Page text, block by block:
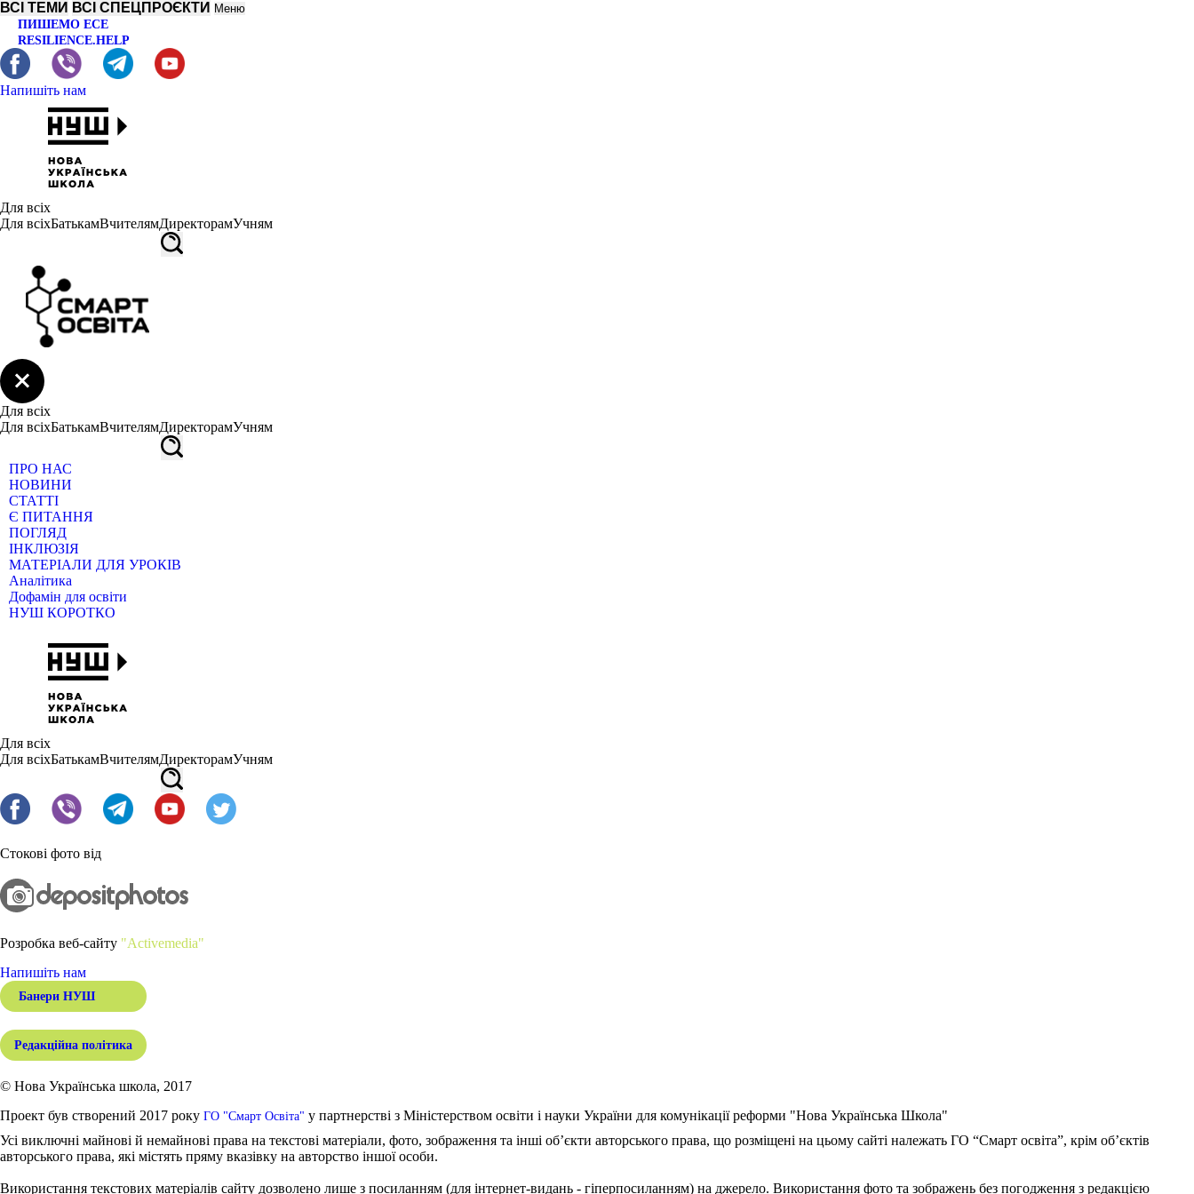
ВСІ ТЕМИ ВСІ СПЕЦПРОЄКТИ Меню
ПИШЕМО ЕСЕ
RESILIENCE.HELP
Напишіть нам
Для всіх
Для всіхБатькамВчителямДиректорамУчням
Для всіх
Для всіхБатькамВчителямДиректорамУчням
ПРО НАС
НОВИНИ
СТАТТІ
Є ПИТАННЯ
ПОГЛЯД
ІНКЛЮЗІЯ
МАТЕРІАЛИ ДЛЯ УРОКІВ
Аналітика
Дофамін для освіти
НУШ КОРОТКО
Для всіх
Для всіхБатькамВчителямДиректорамУчням
Стокові фото від
Розробка веб-сайту "Activemedia"
Напишіть нам
Банери НУШ
Редакційна політика
© Нова Українська школа, 2017
Проект був створений 2017 року ГО "Смарт Освіта" у партнерстві з Міністерством освіти і науки України для комунікації реформи "Нова Українська Школа"
Усі виключні майнові й немайнові права на текстові матеріали, фото, зображення та інші об’єкти авторського права, що розміщені на цьому сайті належать ГО “Смарт освіта”, крім об’єктів
авторського права, які містять пряму вказівку на авторство іншої особи.
Використання текстових матеріалів сайту дозволено лише з посиланням (для інтернет-видань - гіперпосиланням) на джерело. Використання фото та зображень без погодження з редакцією